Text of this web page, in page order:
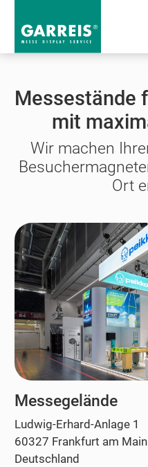
Messestände
mit
Wir machen
Ort
Messegelände
Ludwig-Erhard-Anlage 1
60327 Frankfurt am Main
Deutschland